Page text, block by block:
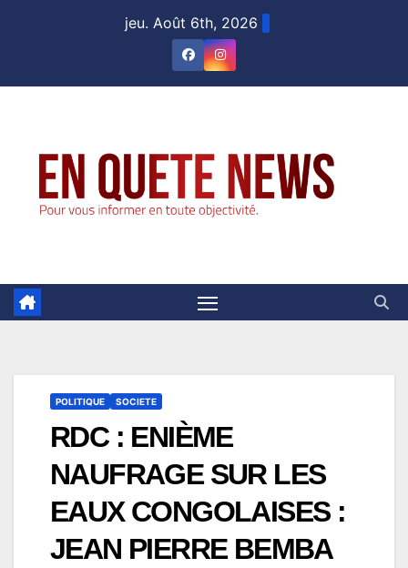
jeu. Août 6th, 2026
POLITIQUE SOCIETE
RDC : ENIÈME
NAUFRAGE SUR LES
EAUX CONGOLAISES :
JEAN PIERRE BEMBA